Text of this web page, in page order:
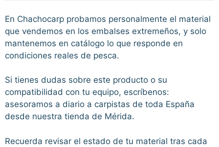
En Chachocarp probamos personalmente el material
que vendemos en los embalses extremeños, y solo
mantenemos en catálogo lo que responde en
condiciones reales de pesca.
Si tienes dudas sobre este producto o su
compatibilidad con tu equipo, escríbenos:
asesoramos a diario a carpistas de toda España
desde nuestra tienda de Mérida.
Recuerda revisar el estado de tu material tras cada